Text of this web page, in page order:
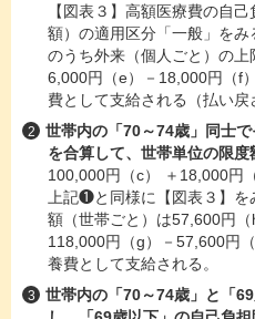
【図表３】高額医療費の自
額）の適用区分「一般」を
のうち外来（個人ごと）の
6,000円（e）－18,000円（f
費として支給される（払い戻
世帯内の「70～74歳」同士
を合算して、世帯単位の限度
100,000円（c） ＋18,000円
上記❶と同様に【図表３】
額（世帯ごと）は57,600円（
118,000円（g）－57,600円
養費として支給される。
世帯内の「70～74歳」と「